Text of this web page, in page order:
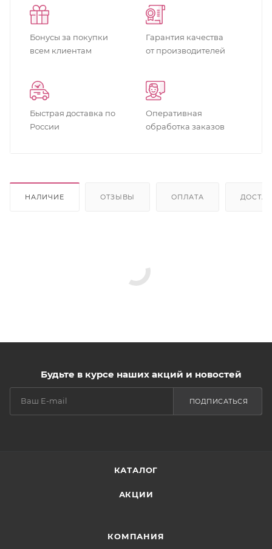
Бонусы за покупки
всем клиентам
Гарантия качества
от производителей
Быстрая доставка по
России
Оперативная
обработка заказов
НАЛИЧИЕ ОТЗЫВЫ ОПЛАТА
Будьте в курсе наших акций и новостей
ПОДПИСАТЬСЯ
КАТАЛОГ
АКЦИИ
КОМПАНИЯ